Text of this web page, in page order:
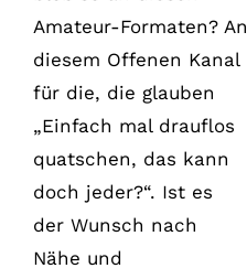
Amateur-Formaten? An
diesem Offenen Kanal
für die, die glauben
„Einfach mal drauflos
quatschen, das kann
doch jeder?“. Ist es
der Wunsch nach
Nähe und